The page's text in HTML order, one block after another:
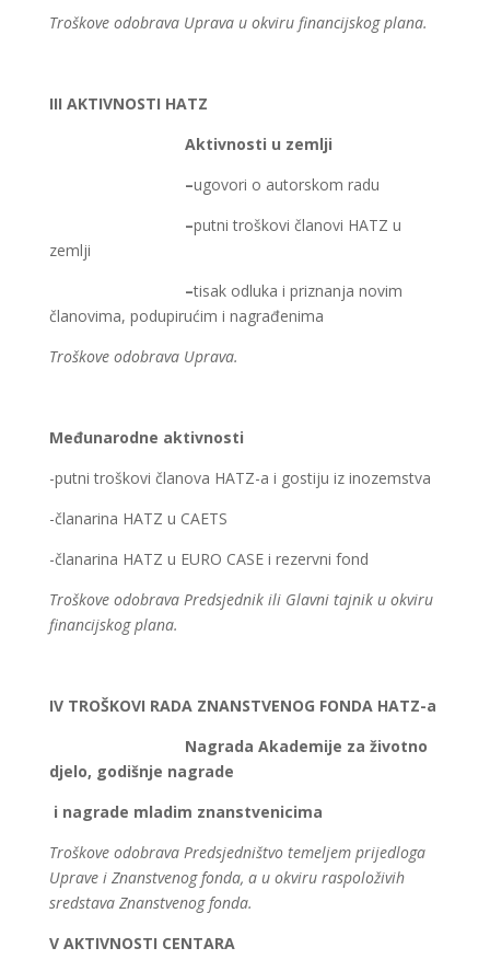
Troškove odobrava Uprava u okviru financijskog plana.
III AKTIVNOSTI HATZ
Aktivnosti u zemlji
–ugovori o autorskom radu
–putni troškovi članovi HATZ u
zemlji
–tisak odluka i priznanja novim
članovima, podupirućim i nagrađenima
Troškove odobrava Uprava.
Međunarodne aktivnosti
-putni troškovi članova HATZ-a i gostiju iz inozemstva
-članarina HATZ u CAETS
-članarina HATZ u EURO CASE i rezervni fond
Troškove odobrava Predsjednik ili Glavni tajnik u okviru
financijskog plana.
IV TROŠKOVI RADA ZNANSTVENOG FONDA HATZ-a
Nagrada Akademije za životno
djelo, godišnje nagrade
i nagrade mladim znanstvenicima
Troškove odobrava Predsjedništvo temeljem prijedloga
Uprave i Znanstvenog fonda, a u okviru raspoloživih
sredstava Znanstvenog fonda.
V AKTIVNOSTI CENTARA